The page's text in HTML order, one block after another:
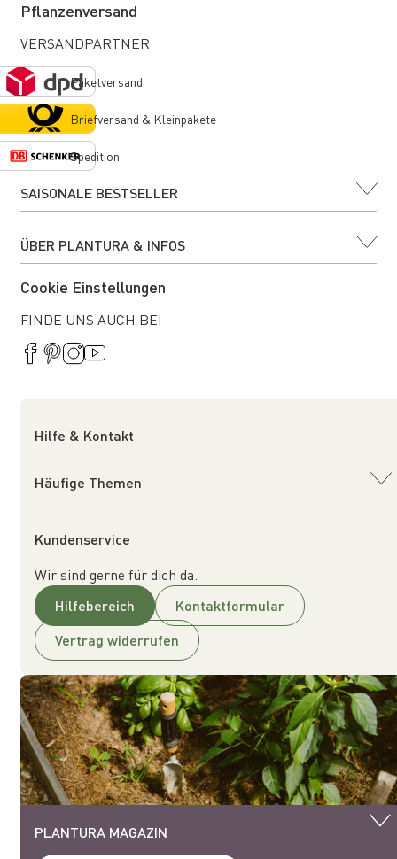
SAISONALE BESTSELLER
ÜBER PLANTURA & INFOS
Cookie Einstellungen
FINDE UNS AUCH BEI
Pflanzenversand
VERSANDPARTNER
Paketversand
Briefversand & Kleinpakete
Spedition
Hilfe & Kontakt
Häufige Themen
Kundenservice
Wir sind gerne für dich da.
Hilfebereich
Kontaktformular
Vertrag widerrufen
PLANTURA MAGAZIN